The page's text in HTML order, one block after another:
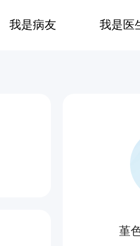
我是病友 我是医
堇